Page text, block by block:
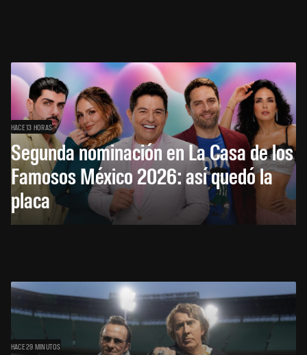
HACE 13 HORAS
Segunda nominación en La Casa de los
Famosos México 2026: así quedó la
placa
HACE 29 MINUTOS